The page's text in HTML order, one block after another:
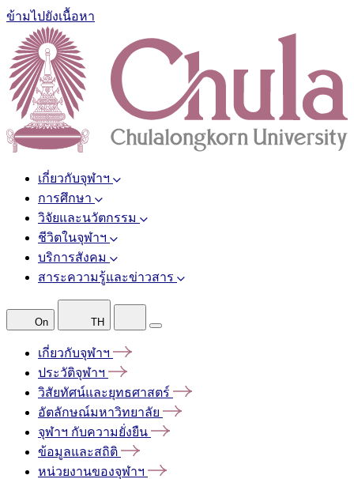
ข้ามไปยังเนื้อหา
เกี่ยวกับจุฬาฯ
การศึกษา
วิจัยและนวัตกรรม
ชีวิตในจุฬาฯ
บริการสังคม
สาระความรู้และข่าวสาร
On TH
เกี่ยวกับจุฬาฯ
ประวัติจุฬาฯ
วิสัยทัศน์และยุทธศาสตร์
อัตลักษณ์มหาวิทยาลัย
จุฬาฯ กับความยั่งยืน
ข้อมูลและสถิติ
หน่วยงานของจุฬาฯ